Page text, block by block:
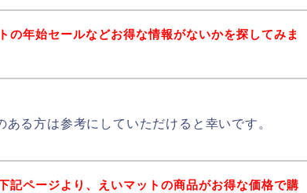
の年始セールなどお得な情報がないかを探してみま
る方は参考にしていただけると幸いです。
記ページより、えいマットの商品がお得な価格で購